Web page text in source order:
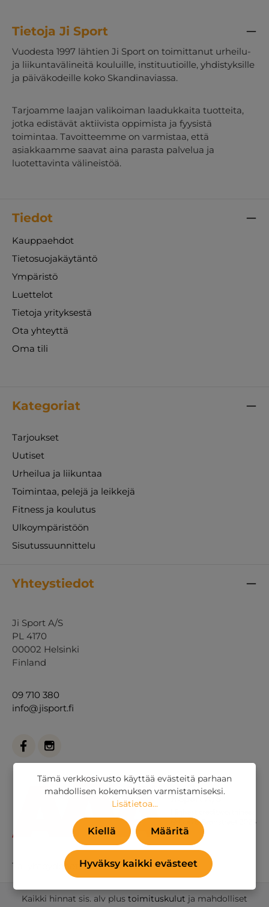
Tietoja Ji Sport
Vuodesta 1997 lähtien Ji Sport on toimittanut urheilu-
ja liikuntavälineitä kouluille, instituutioille, yhdistyksille
ja päiväkodeille koko Skandinaviassa.
Tarjoamme laajan valikoiman laadukkaita tuotteita,
jotka edistävät aktiivista oppimista ja fyysistä
toimintaa. Tavoitteemme on varmistaa, että
asiakkaamme saavat aina parasta palvelua ja
luotettavinta välineistöä.
Tiedot
Kauppaehdot
Tietosuojakäytäntö
Ympäristö
Luettelot
Tietoja yrityksestä
Ota yhteyttä
Oma tili
Kategoriat
Tarjoukset
Uutiset
Urheilua ja liikuntaa
Toimintaa, pelejä ja leikkejä
Fitness ja koulutus
Ulkoympäristöön
Sisutussuunnittelu
Yhteystiedot
Ji Sport A/S
PL 4170
00002 Helsinki
Finland
09 710 380
info@jisport.fi
Tai yhteydenottolomakkeella.
Kaikki hinnat sis. alv plus toimituskulut ja mahdolliset
Tämä verkkosivusto käyttää evästeitä parhaan
mahdollisen kokemuksen varmistamiseksi.
Lisätietoa...
Kiellä Määritä
Hyväksy kaikki evästeet